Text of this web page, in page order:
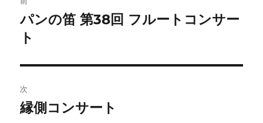
稿
ナ
ビ
ゲ
ー
前
の
稿:
パンの笛 第38回 フルートコンサー
ト
次
次
縁側コンサート